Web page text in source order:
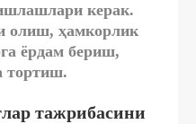
керак.
олиш, ҳамкорлик
ёрдам бериш,
тортиш.
тажрибасини